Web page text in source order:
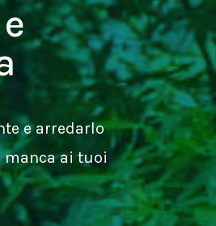
e arredarlo
manca ai tuoi